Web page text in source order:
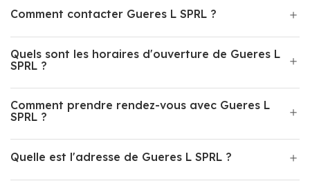
Comment contacter Gueres L SPRL ?
Quels sont les horaires d'ouverture de Gueres L
SPRL ?
Comment prendre rendez-vous avec Gueres L
SPRL ?
Quelle est l'adresse de Gueres L SPRL ?